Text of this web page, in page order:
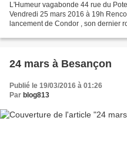
L'Humeur vagabonde 44 rue du
Vendredi 25 mars 2016 à 19h
lancement de Condor , son dernier
24 mars à Besançon
Publié le 19/03/2016 à 01:26
Par blog813